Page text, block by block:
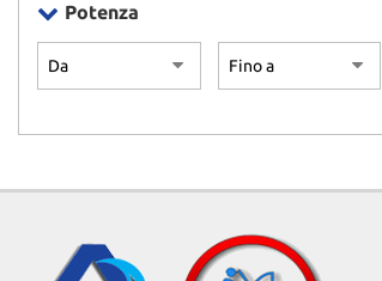
Potenza